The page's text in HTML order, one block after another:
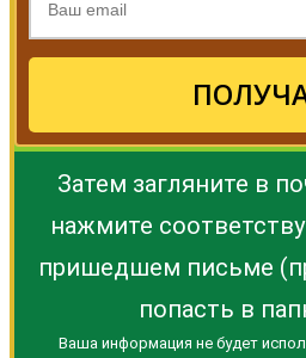
Затем загляните в
нажмите
пришедшем письме
попасть в
Ваша информация не будет